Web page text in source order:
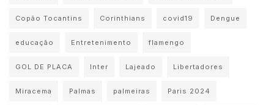
Copão Tocantins Corinthians covid19 Dengue
educação Entretenimento flamengo
GOL DE PLACA Inter Lajeado Libertadores
Miracema Palmas palmeiras Paris 2024